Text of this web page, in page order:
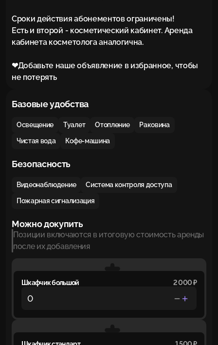
Сроки действия абонементов ограничены!
Есть и второй - косметический кабинет. Аренда
кабинета косметолога аналогична.
❤Добавьте наше объявление в избранное, чтобы
не потерять
Базовые удобства
Освещение Туалет Отопление Раковина
Чистая вода Кофе-машина
Безопасность
Видеонаблюдение Система контроля доступа
Пожарная сигнализация
Можно докупить
Позиции включаются в итоговую стоимость аренды
после их добавления
Шкафчик большой 2 000 ₽